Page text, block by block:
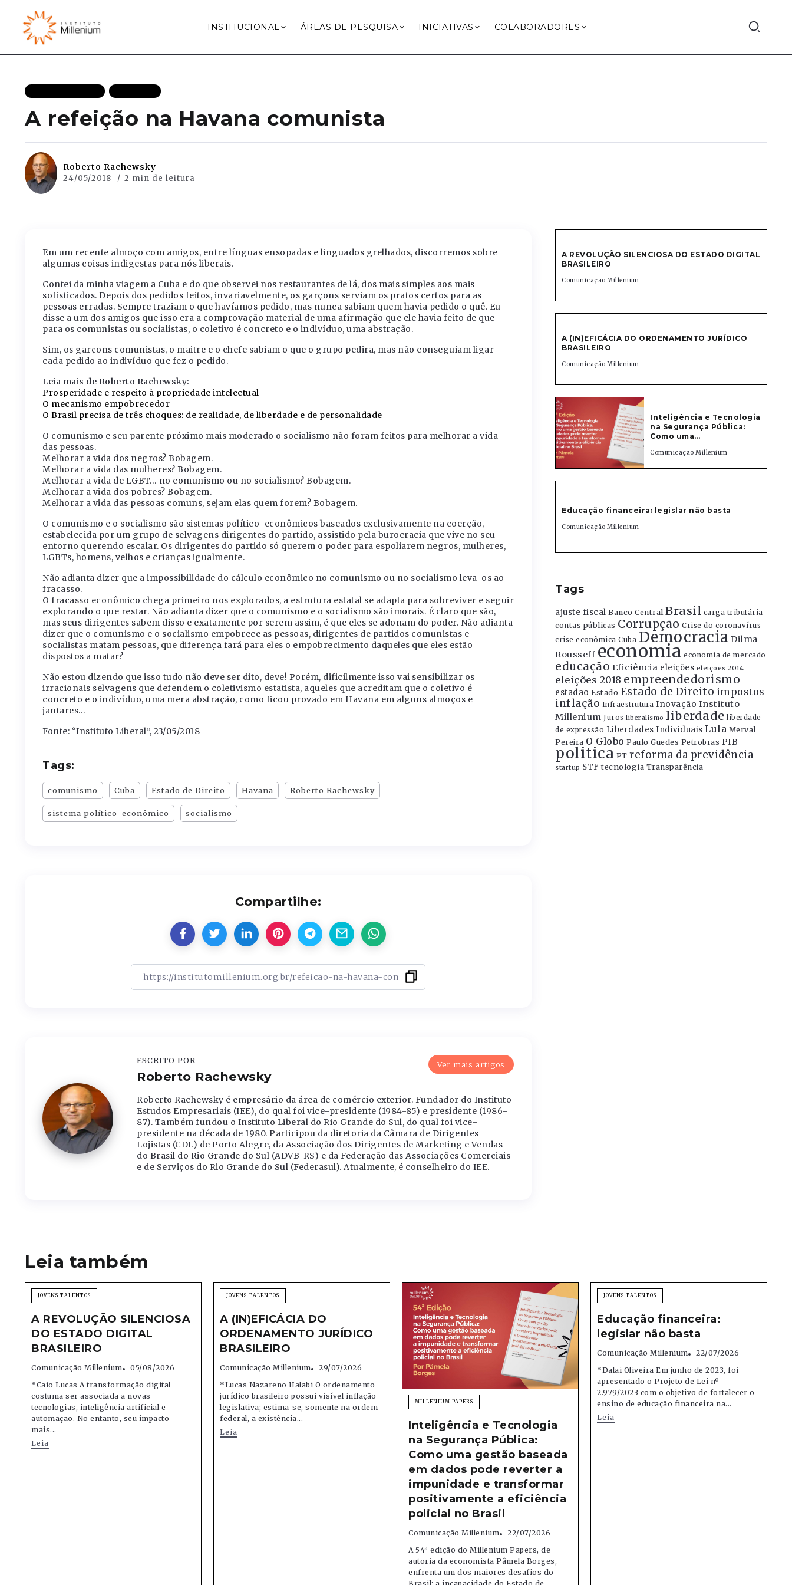
INSTITUCIONAL ÁREAS DE PESQUISA INICIATIVAS COLABORADORES
A refeição na Havana comunista
Roberto Rachewsky
24/05/2018 2 min de leitura
Em um recente almoço com amigos, entre línguas ensopadas e linguados grelhados, discorremos sobre
algumas coisas indigestas para nós liberais.
Contei da minha viagem a Cuba e do que observei nos restaurantes de lá, dos mais simples aos mais
sofisticados. Depois dos pedidos feitos, invariavelmente, os garçons serviam os pratos certos para as
pessoas erradas. Sempre traziam o que havíamos pedido, mas nunca sabiam quem havia pedido o quê. Eu
disse a um dos amigos que isso era a comprovação material de uma afirmação que ele havia feito de que
para os comunistas ou socialistas, o coletivo é concreto e o indivíduo, uma abstração.
Sim, os garçons comunistas, o maitre e o chefe sabiam o que o grupo pedira, mas não conseguiam ligar
cada pedido ao indivíduo que fez o pedido.
Leia mais de Roberto Rachewsky:
Prosperidade e respeito à propriedade intelectual
O mecanismo empobrecedor
O Brasil precisa de três choques: de realidade, de liberdade e de personalidade
O comunismo e seu parente próximo mais moderado o socialismo não foram feitos para melhorar a vida
das pessoas.
Melhorar a vida dos negros? Bobagem.
Melhorar a vida das mulheres? Bobagem.
Melhorar a vida de LGBT… no comunismo ou no socialismo? Bobagem.
Melhorar a vida dos pobres? Bobagem.
Melhorar a vida das pessoas comuns, sejam elas quem forem? Bobagem.
O comunismo e o socialismo são sistemas político-econômicos baseados exclusivamente na coerção,
estabelecida por um grupo de selvagens dirigentes do partido, assistido pela burocracia que vive no seu
entorno querendo escalar. Os dirigentes do partido só querem o poder para espoliarem negros, mulheres,
LGBTs, homens, velhos e crianças igualmente.
Não adianta dizer que a impossibilidade do cálculo econômico no comunismo ou no socialismo leva-os ao
fracasso.
O fracasso econômico chega primeiro nos explorados, a estrutura estatal se adapta para sobreviver e seguir
explorando o que restar. Não adianta dizer que o comunismo e o socialismo são imorais. É claro que são,
mas seus dirigentes sabem disso e exatamente por serem assim, é que eles se adonam do poder. Não adianta
dizer que o comunismo e o socialismo empobrece as pessoas, dirigentes de partidos comunistas e
socialistas matam pessoas, que diferença fará para eles o empobrecimento daqueles que eles estão
dispostos a matar?
Não estou dizendo que isso tudo não deve ser dito, deve! Porém, dificilmente isso vai sensibilizar os
irracionais selvagens que defendem o coletivismo estatista, aqueles que acreditam que o coletivo é
concreto e o indivíduo, uma mera abstração, como ficou provado em Havana em alguns almoços e
jantares…
Fonte: “Instituto Liberal”, 23/05/2018
Tags:
comunismo Cuba Estado de Direito Havana Roberto Rachewsky
sistema político-econômico socialismo
Compartilhe:
Ver mais artigos
ESCRITO POR
Roberto Rachewsky
Roberto Rachewsky é empresário da área de comércio exterior. Fundador do Instituto
Estudos Empresariais (IEE), do qual foi vice-presidente (1984-85) e presidente (1986-
87). Também fundou o Instituto Liberal do Rio Grande do Sul, do qual foi vice-
presidente na década de 1980. Participou da diretoria da Câmara de Dirigentes
Lojistas (CDL) de Porto Alegre, da Associação dos Dirigentes de Marketing e Vendas
do Brasil do Rio Grande do Sul (ADVB-RS) e da Federação das Associações Comerciais
e de Serviços do Rio Grande do Sul (Federasul). Atualmente, é conselheiro do IEE.
A REVOLUÇÃO SILENCIOSA DO ESTADO DIGITAL
BRASILEIRO
Comunicação Millenium
A (IN)EFICÁCIA DO ORDENAMENTO JURÍDICO
BRASILEIRO
Comunicação Millenium
Inteligência e Tecnologia
na Segurança Pública:
Como uma...
Comunicação Millenium
Educação financeira: legislar não basta
Comunicação Millenium
Tags
ajuste fiscal Banco Central Brasil carga tributária
contas públicas Corrupção Crise do coronavírus
crise econômica Cuba Democracia Dilma
Rousseff economia economia de mercado
educação Eficiência eleições eleições 2014
eleições 2018 empreendedorismo
estadao Estado Estado de Direito impostos
inflação Infraestrutura Inovação Instituto
Millenium Juros liberalismo liberdade liberdade
de expressão Liberdades Individuais Lula Merval
Pereira O Globo Paulo Guedes Petrobras PIB
politica PT reforma da previdência
startup STF tecnologia Transparência
Leia também
JOVENS TALENTOS
A REVOLUÇÃO SILENCIOSA
DO ESTADO DIGITAL
BRASILEIRO
Comunicação Millenium
05/08/2026
*Caio Lucas A transformação digital
costuma ser associada a novas
tecnologias, inteligência artificial e
automação. No entanto, seu impacto
mais...
Leia
JOVENS TALENTOS
A (IN)EFICÁCIA DO
ORDENAMENTO JURÍDICO
BRASILEIRO
Comunicação Millenium
29/07/2026
*Lucas Nazareno Halabi O ordenamento
jurídico brasileiro possui visível inflação
legislativa; estima-se, somente na ordem
federal, a existência...
Leia
MILLENIUM PAPERS
Inteligência e Tecnologia
na Segurança Pública:
Como uma gestão baseada
em dados pode reverter a
impunidade e transformar
positivamente a eficiência
policial no Brasil
Comunicação Millenium
22/07/2026
A 54ª edição do Millenium Papers, de
autoria da economista Pâmela Borges,
enfrenta um dos maiores desafios do
JOVENS TALENTOS
Educação financeira:
legislar não basta
Comunicação Millenium
22/07/2026
*Dalai Oliveira Em junho de 2023, foi
apresentado o Projeto de Lei nº
2.979/2023 com o objetivo de fortalecer o
ensino de educação financeira na...
Leia